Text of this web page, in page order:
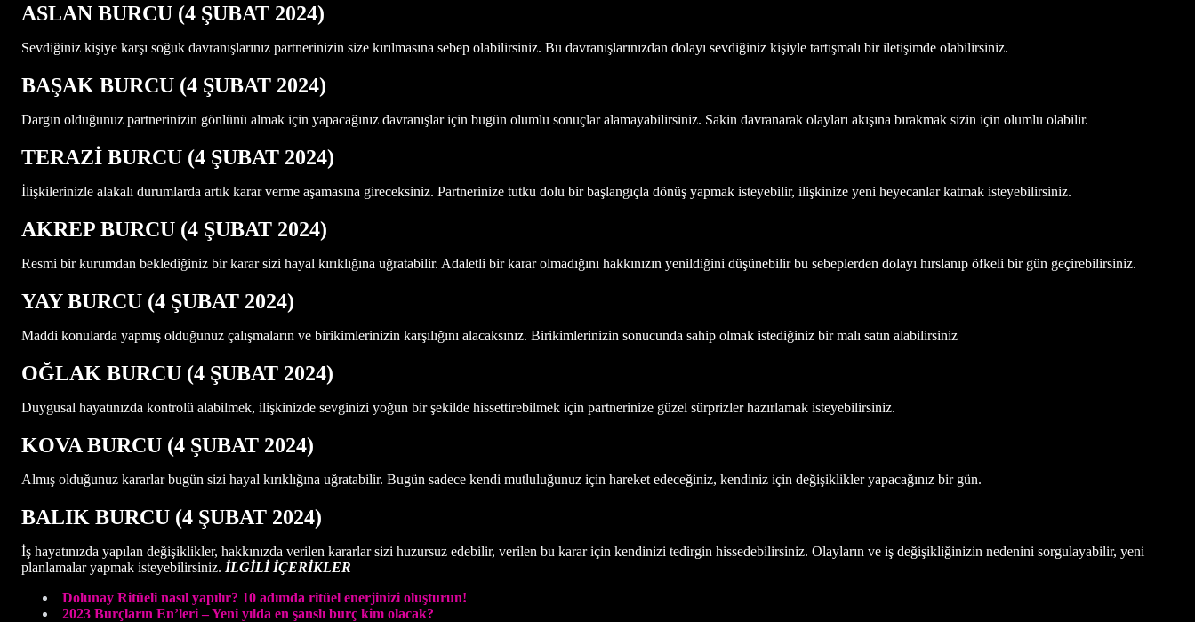
ASLAN BURCU (4 ŞUBAT 2024)
Sevdiğiniz kişiye karşı soğuk davranışlarınız partnerinizin size kırılmasına sebep olabilirsiniz. Bu davranışlarınızdan dolayı sevdiğiniz kişiyle tartışmalı bir iletişimde olabilirsiniz.
BAŞAK BURCU (4 ŞUBAT 2024)
Dargın olduğunuz partnerinizin gönlünü almak için yapacağınız davranışlar için bugün olumlu sonuçlar alamayabilirsiniz. Sakin davranarak olayları akışına bırakmak sizin için olumlu olabilir.
TERAZİ BURCU (4 ŞUBAT 2024)
İlişkilerinizle alakalı durumlarda artık karar verme aşamasına gireceksiniz. Partnerinize tutku dolu bir başlangıçla dönüş yapmak isteyebilir, ilişkinize yeni heyecanlar katmak isteyebilirsiniz.
AKREP BURCU (4 ŞUBAT 2024)
Resmi bir kurumdan beklediğiniz bir karar sizi hayal kırıklığına uğratabilir. Adaletli bir karar olmadığını hakkınızın yenildiğini düşünebilir bu sebeplerden dolayı hırslanıp öfkeli bir gün geçirebilirsiniz.
YAY BURCU (4 ŞUBAT 2024)
Maddi konularda yapmış olduğunuz çalışmaların ve birikimlerinizin karşılığını alacaksınız. Birikimlerinizin sonucunda sahip olmak istediğiniz bir malı satın alabilirsiniz
OĞLAK BURCU (4 ŞUBAT 2024)
Duygusal hayatınızda kontrolü alabilmek, ilişkinizde sevginizi yoğun bir şekilde hissettirebilmek için partnerinize güzel sürprizler hazırlamak isteyebilirsiniz.
KOVA BURCU (4 ŞUBAT 2024)
Almış olduğunuz kararlar bugün sizi hayal kırıklığına uğratabilir. Bugün sadece kendi mutluluğunuz için hareket edeceğiniz, kendiniz için değişiklikler yapacağınız bir gün.
BALIK BURCU (4 ŞUBAT 2024)
İş hayatınızda yapılan değişiklikler, hakkınızda verilen kararlar sizi huzursuz edebilir, verilen bu karar için kendinizi tedirgin hissedebilirsiniz. Olayların ve iş değişikliğinizin nedenini sorgulayabilir, yeni
planlamalar yapmak isteyebilirsiniz. İLGİLİ İÇERİKLER
Dolunay Ritüeli nasıl yapılır? 10 adımda ritüel enerjinizi oluşturun!
2023 Burçların En’leri – Yeni yılda en şanslı burç kim olacak?